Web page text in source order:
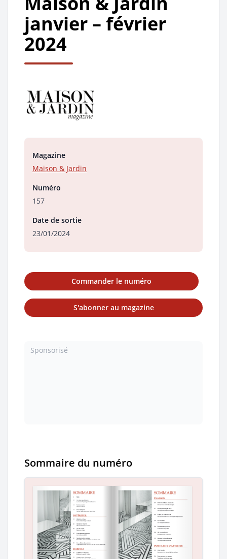
janvier – février
2024
Magazine
Maison & Jardin
Numéro
157
Date de sortie
23/01/2024
Commander le numéro
S'abonner au magazine
Sponsorisé
Sommaire du numéro